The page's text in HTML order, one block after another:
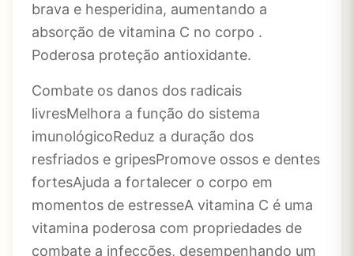
brava e hesperidina, aumentando a
absorção de vitamina C no corpo .
Poderosa proteção antioxidante.
Combate os danos dos radicais
livresMelhora a função do sistema
imunológicoReduz a duração dos
resfriados e gripesPromove ossos e dentes
fortesAjuda a fortalecer o corpo em
momentos de estresseA vitamina C é uma
vitamina poderosa com propriedades de
combate a infecções, desempenhando um